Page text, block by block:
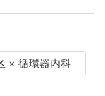
× 循環器内科